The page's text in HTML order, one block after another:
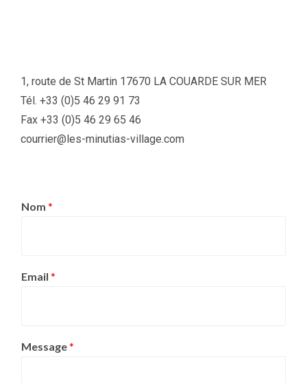
1, route de St Martin 17670 LA COUARDE SUR MER
Tél. +33 (0)5 46 29 91 73
Fax +33 (0)5 46 29 65 46
courrier@les-minutias-village.com
Nom *
Email *
Message*